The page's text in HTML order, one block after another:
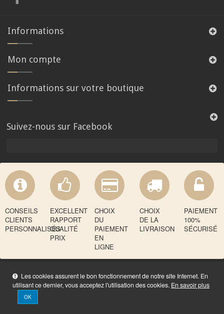
Les cookies assurent le bon fonctionnement de notre site Internet. En
utilisant ce dernier, vous acceptez l'utilisation des cookies. En savoir plus
OK
Informations
Mon compte
Informations sur votre boutique
Suivez-nous sur Facebook
CONSEILS
CLIENTS
PERSONNALISÉS
EXCELLENT
RAPPORT
QUALITÉ
PRIX
CHOIX
DU
PAIEMENT
EN
LIGNE
CHOIX
DE LA
LIVRAISON
PAIEMENT
100%
SÉCURISÉ